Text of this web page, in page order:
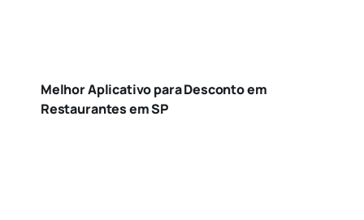
Melhor Aplicativo para Desconto em
Restaurantes em SP